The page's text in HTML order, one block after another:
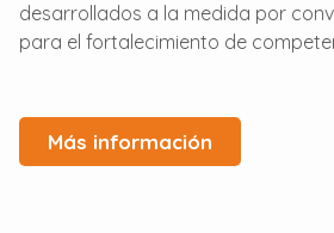
desarrollados a la medida por
para el fortalecimiento de
Más información